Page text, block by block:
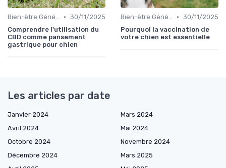
Bien-être Général du Chien • 30/11/2025
Comprendre l'utilisation du
CBD comme pansement
gastrique pour chien
Bien-être Général du Chien • 30/11/2025
Pourquoi la vaccination de
votre chien est essentielle
Les articles par date
Janvier 2024
Mars 2024
Avril 2024
Mai 2024
Octobre 2024
Novembre 2024
Décembre 2024
Mars 2025